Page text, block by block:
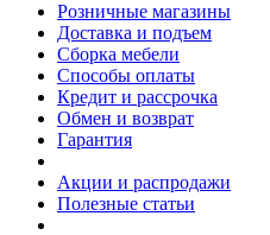
Розничные магазины
Доставка и подъем
Сборка мебели
Способы оплаты
Кредит и рассрочка
Обмен и возврат
Гарантия
Акции и распродажи
Полезные статьи